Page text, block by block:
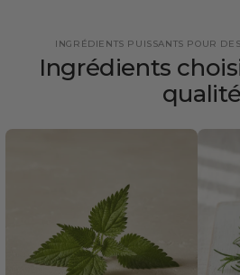
INGRÉDIENTS PUISSANTS POUR
Ingrédients
qualité